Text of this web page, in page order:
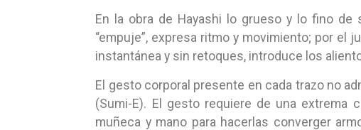
En la obra de Hayashi lo grueso y lo fino de
“empuje”, expresa ritmo y movimiento; por
instantánea y sin retoques, introduce los
El gesto corporal presente en cada trazo no
(Sumi-E). El gesto requiere de una extrema
muñeca y mano para hacerlas converger